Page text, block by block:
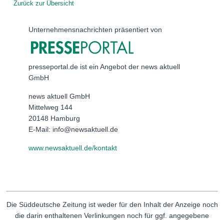
Zurück zur Übersicht
Unternehmensnachrichten präsentiert von
presseportal.de ist ein Angebot der news aktuell
GmbH
news aktuell GmbH
Mittelweg 144
20148 Hamburg
E-Mail: info@newsaktuell.de
www.newsaktuell.de/kontakt
Die Süddeutsche Zeitung ist weder für den Inhalt der Anzeige noch
die darin enthaltenen Verlinkungen noch für ggf. angegebene